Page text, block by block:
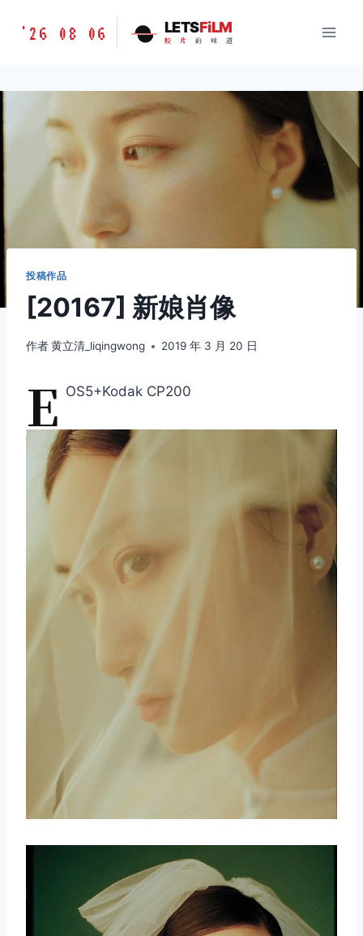
胶
味
LETSFILM
'26 08 06 LETSFiLM
胶 片 的 味 道
投稿作品
[20167] 新娘肖像
作者黄立清_liqingwong 2019 年 3 月 20 日
E OS5+Kodak CP200